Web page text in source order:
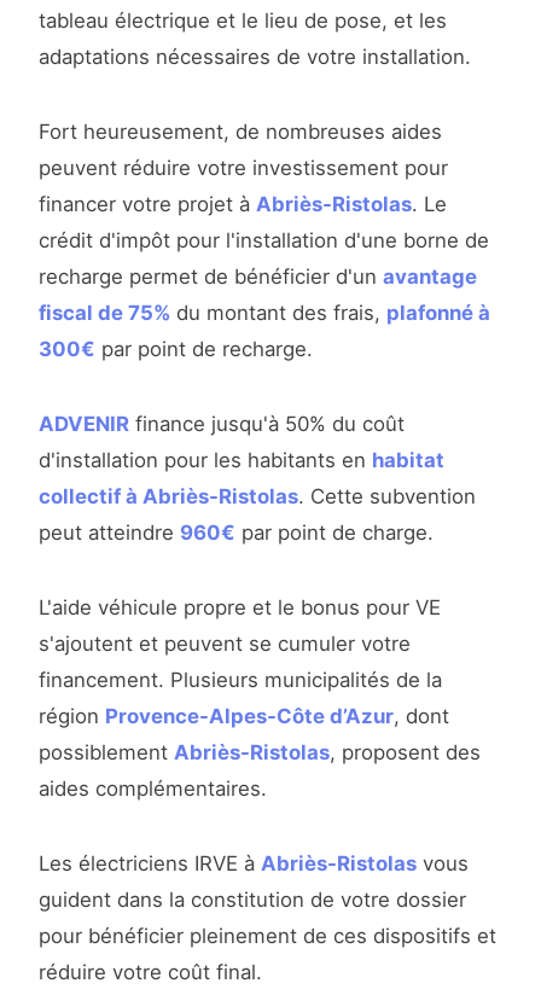
tableau électrique et le lieu de pose, et les
adaptations nécessaires de votre installation.
Fort heureusement, de nombreuses aides
peuvent réduire votre investissement pour
financer votre projet à Abriès-Ristolas. Le
crédit d'impôt pour l'installation d'une borne de
recharge permet de bénéficier d'un avantage
fiscal de 75% du montant des frais, plafonné à
300€ par point de recharge.
ADVENIR finance jusqu'à 50% du coût
d'installation pour les habitants en habitat
collectif à Abriès-Ristolas. Cette subvention
peut atteindre 960€ par point de charge.
L'aide véhicule propre et le bonus pour VE
s'ajoutent et peuvent se cumuler votre
financement. Plusieurs municipalités de la
région Provence-Alpes-Côte d’Azur, dont
possiblement Abriès-Ristolas, proposent des
aides complémentaires.
Les électriciens IRVE à Abriès-Ristolas vous
guident dans la constitution de votre dossier
pour bénéficier pleinement de ces dispositifs et
réduire votre coût final.